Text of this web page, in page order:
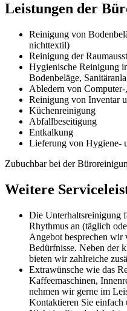
Leistungen der
Reinigung von
nichttextil)
Reinigung der
Hygienische Reinigung
Bodenbeläge,
Abledern von
Reinigung von Inventar
Küchenreinigung
Abfallbeseitigung
Entkalkung
Lieferung von Hygiene-
Zubuchbar bei der
Weitere
Die Unterhaltsreinigung
Rhythmus an (täglich
Angebot besprechen wir
Bedürfnisse. Neben der
bieten wir zahlreiche
Extrawünsche wie das
Kaffeemaschinen,
nehmen wir gerne im
Kontaktieren Sie einfach